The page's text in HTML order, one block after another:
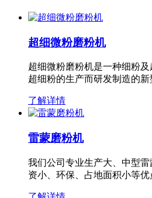
超细微粉磨粉机
超细微粉磨粉机是一种细粉
超细粉的生产而研发制造的
了解详情
雷蒙磨粉机
我们公司专业生产大、中型
资小、环保、占地面积小等